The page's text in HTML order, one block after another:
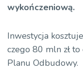
wykończeniową.
Inwestycja
czego 80 mln zł
Planu Odbudowy.